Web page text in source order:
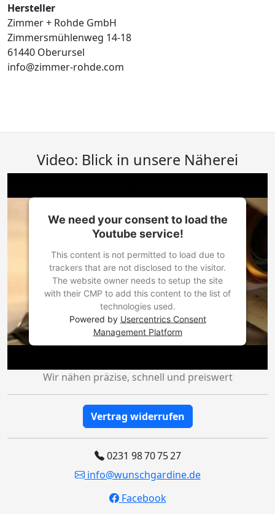
Hersteller
Zimmer + Rohde GmbH
Zimmersmühlenweg 14-18
61440 Oberursel
info@zimmer-rohde.com
Video: Blick in unsere Näherei
We need your consent to load the
Youtube service!
This content is not permitted to load due to
trackers that are not disclosed to the visitor.
The website owner needs to setup the site
with their CMP to add this content to the list of
technologies used.
Powered by Usercentrics Consent
Management Platform
Wir nähen präzise, schnell und preiswert
Vertrag widerrufen
0231 98 70 75 27
info@wunschgardine.de
Facebook